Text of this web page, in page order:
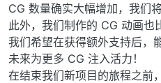
CG 数量确实大幅增加，我们
此外，我们制作的 CG 动画也
我们希望在获得额外支持后，
未来为更多 CG 注入活力！
在结束我们新项目的旅程之前